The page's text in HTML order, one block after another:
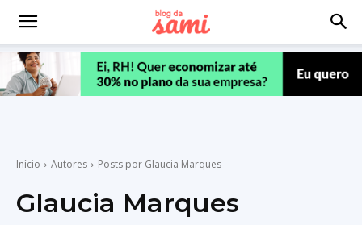
Início Autores Posts por Glaucia Marques
Glaucia Marques